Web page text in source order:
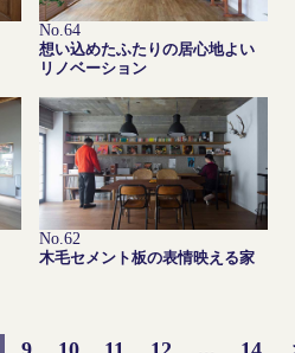
No.64
想い込めたふたりの居心地よい
リノベーション
No.62
木毛セメント板の表情映える家